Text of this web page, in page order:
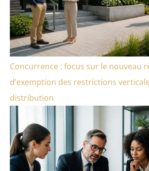
Concurrence : focus sur le nouveau
d’exemption des restrictions
distribution